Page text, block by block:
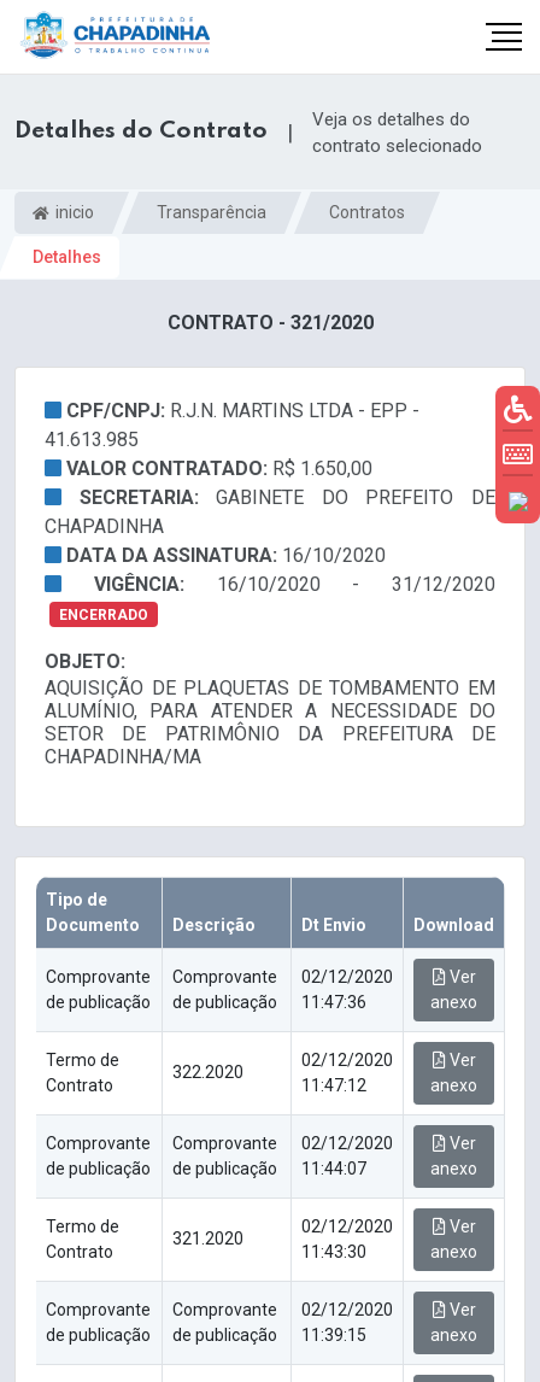
Detalhes do Contrato |
Veja os detalhes do
contrato selecionado
inicio Transparência Contratos
Detalhes
CONTRATO - 321/2020
CPF/CNPJ: R.J.N. MARTINS LTDA - EPP -
41.613.985
VALOR CONTRATADO: R$ 1.650,00
SECRETARIA:GABINETE DO PREFEITO DE
CHAPADINHA
DATA DA ASSINATURA: 16/10/2020
VIGÊNCIA: 16/10/2020 - 31/12/2020
ENCERRADO
OBJETO:
AQUISIÇÃO DE PLAQUETAS DE TOMBAMENTO EM
ALUMÍNIO, PARA ATENDER A NECESSIDADE DO
SETOR DE PATRIMÔNIO DA PREFEITURA DE
CHAPADINHA/MA
Tipo de
Documento
Descrição Dt Envio Download
Comprovante
de publicação
Comprovante
de publicação
02/12/2020
11:47:36
Ver
anexo
Termo de
Contrato
322.2020
02/12/2020
11:47:12
Ver
anexo
Comprovante
de publicação
Comprovante
de publicação
02/12/2020
11:44:07
Ver
anexo
Termo de
Contrato
321.2020
02/12/2020
11:43:30
Ver
anexo
Comprovante
de publicação
Comprovante
de publicação
02/12/2020
11:39:15
Ver
anexo